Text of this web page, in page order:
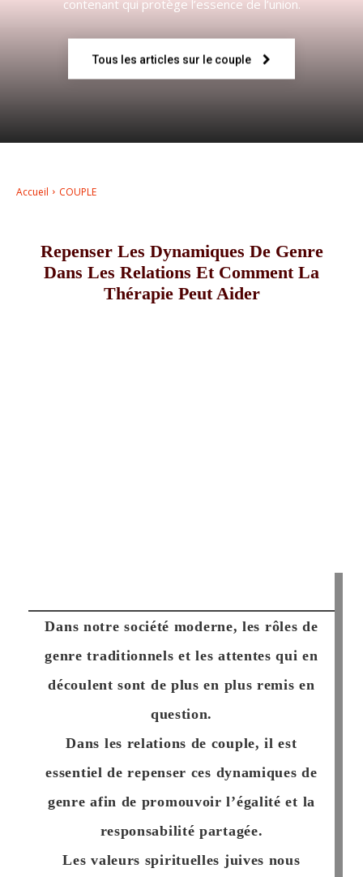
–
contenant qui protège l’essence de l’union.
Tous les articles sur le couple
Accueil COUPLE
Repenser Les Dynamiques De Genre
Dans Les Relations Et Comment La
Thérapie Peut Aider
Dans notre société moderne, les rôles de
genre traditionnels et les attentes qui en
découlent sont de plus en plus remis en
question.
Dans les relations de couple, il est
essentiel de repenser ces dynamiques de
genre afin de promouvoir l’égalité et la
responsabilité partagée.
Les valeurs spirituelles juives nous